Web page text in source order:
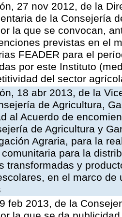
27 nov 2012, de la
de la Consejería
la que se convocan,
previstas en el
FEADER para el
por este Instituto
del sector
18 abr 2013, de la
de Agricultura,
al Acuerdo de
de Agricultura y
Agraria, para la
para la
transformadas y
en el marco
feb 2013, de la